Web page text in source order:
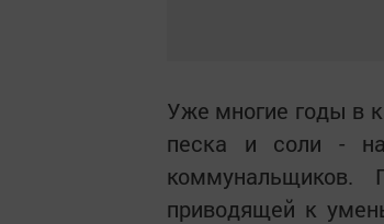
Уже многие годы в
песка и соли -
приводящей к